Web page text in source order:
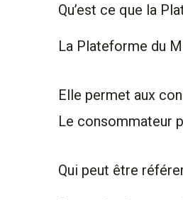
Qu’est ce que la
La Plateforme du
Elle permet aux
Le consommateur
Qui peut être